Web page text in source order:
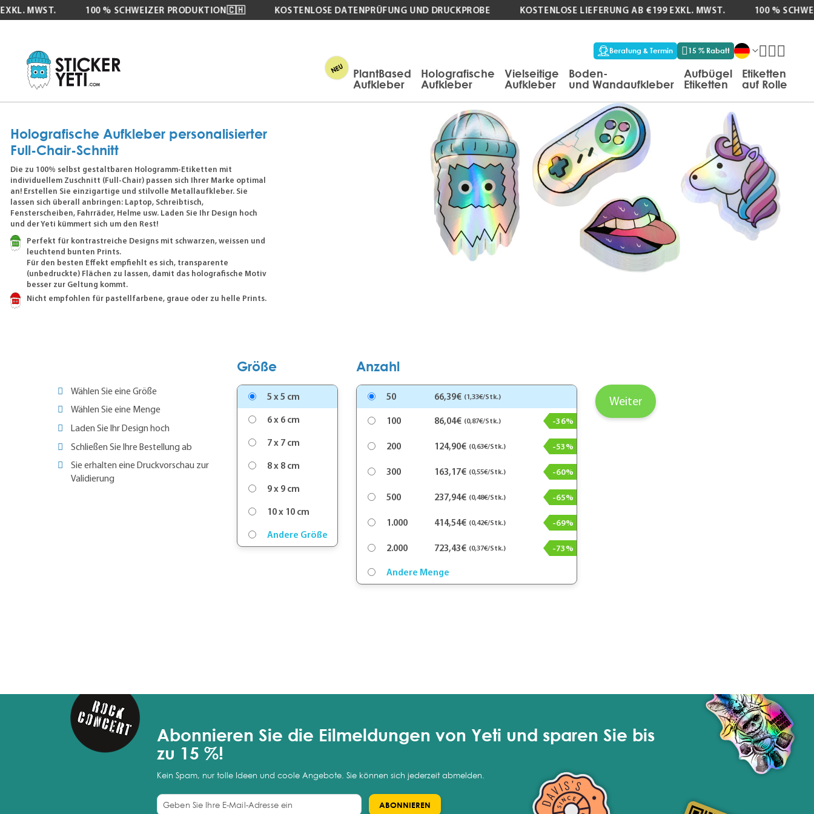
MWST. 100 % SCHWEIZER PRODUKTION🇨🇭 KOSTENLOSE DATENPRÜFUNG UND DRUCKPROBE KOSTENLOSE LIEFERUNG AB €199 EXKL. MWST. 100 %
Inhalt
springen
Beratung & Termin 15 % Rabatt
PlantBased
Aufkleber
Holografische
Aufkleber
Vielseitige
Aufkleber
Boden-
und Wandaufkleber
Aufbügel
Etiketten
Etiketten
auf Rolle
Holografische Aufkleber personalisierter
Full-Chair-Schnitt
Die zu 100% selbst gestaltbaren Hologramm-Etiketten mit
individuellem Zuschnitt (Full-Chair) passen sich Ihrer Marke optimal
an! Erstellen Sie einzigartige und stilvolle Metallaufkleber. Sie
lassen sich überall anbringen: Laptop, Schreibtisch,
Fensterscheiben, Fahrräder, Helme usw. Laden Sie Ihr Design hoch
und der Yeti kümmert sich um den Rest!
Perfekt für kontrastreiche Designs mit schwarzen, weissen und
leuchtend bunten Prints.
Für den besten Effekt empfiehlt es sich, transparente
(unbedruckte) Flächen zu lassen, damit das holografische Motiv
besser zur Geltung kommt.
Nicht empfohlen für pastellfarbene, graue oder zu helle Prints.
Wählen Sie eine Größe
Wählen Sie eine Menge
Laden Sie Ihr Design hoch
Schließen Sie Ihre Bestellung ab
Sie erhalten eine Druckvorschau zur
Validierung
Größe
5 x 5 cm
6 x 6 cm
7 x 7 cm
8 x 8 cm
9 x 9 cm
10 x 10 cm
Andere Größe
Anzahl
50 66,39€ (1,33€/Stk.)
100 86,04€ (0,87€/Stk.) -36%
200 124,90€ (0,63€/Stk.) -53%
300 163,17€ (0,55€/Stk.) -60%
500 237,94€ (0,48€/Stk.) -65%
1.000 414,54€ (0,42€/Stk.) -69%
2.000 723,43€ (0,37€/Stk.) -73%
Andere Menge
Weiter
Abonnieren Sie die Eilmeldungen von Yeti und sparen Sie bis
zu 15 %!
Kein Spam, nur tolle Ideen und coole Angebote. Sie können sich jederzeit abmelden.
ABONNIEREN